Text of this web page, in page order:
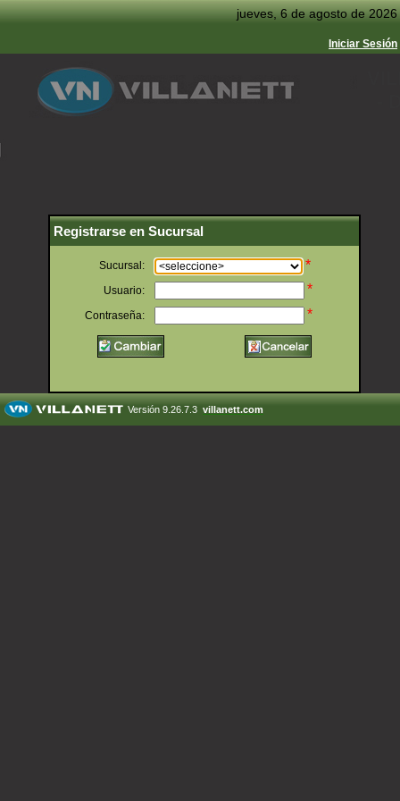
jueves, 6 de agosto de 2026
Iniciar Sesión
Registrarse en Sucursal
Sucursal: *
Usuario: *
Contraseña: *
Versión 9.26.7.3 villanett.com